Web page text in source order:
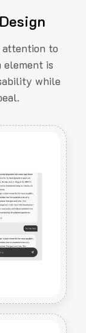
attention to
element is
while